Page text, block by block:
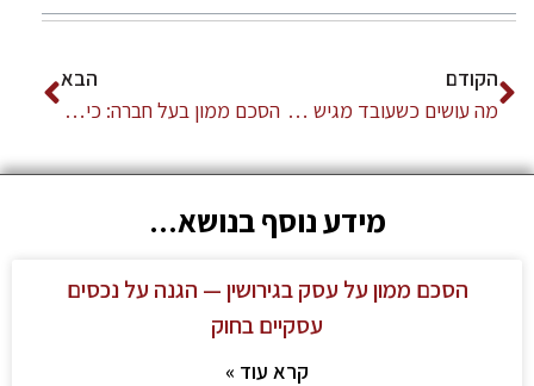
הקודם
מה עושים כשעובד מגיש תביעת עבודה? — מדריך למעסיקים
הבא
הסכם ממון בעל חברה: כיצד להגן על העסק שלכם בגירושין
מידע נוסף בנושא...
הסכם ממון על עסק בגירושין — הגנה על נכסים
עסקיים בחוק
קרא עוד »